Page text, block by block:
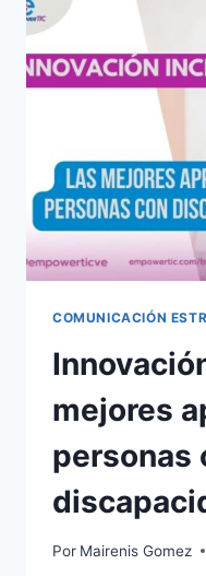
COMUNICACIÓN
mejores
personas
Por Mairenis Gomez